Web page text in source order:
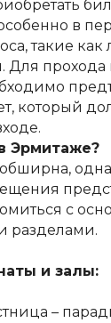
в
такие как
Для прохода
который
Эрмитаже?
с
разделами.
и залы:
–